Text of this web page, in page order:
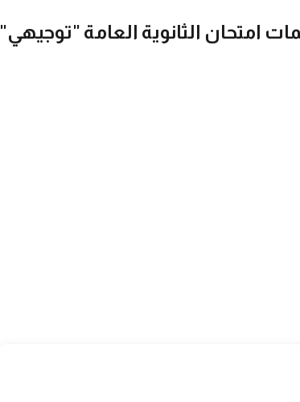
امتحان الثانوية العامة "توجيهي"